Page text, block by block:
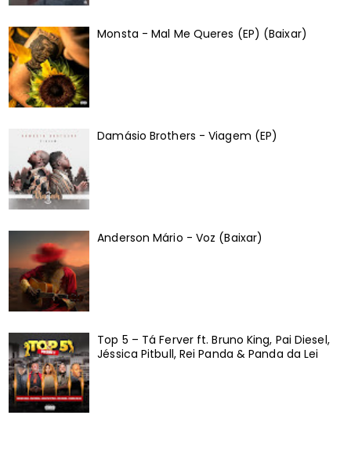
Monsta - Mal Me Queres (EP) (Baixar)
Damásio Brothers - Viagem (EP)
Anderson Mário - Voz (Baixar)
Top 5 – Tá Ferver ft. Bruno King, Pai Diesel,
Jéssica Pitbull, Rei Panda & Panda da Lei